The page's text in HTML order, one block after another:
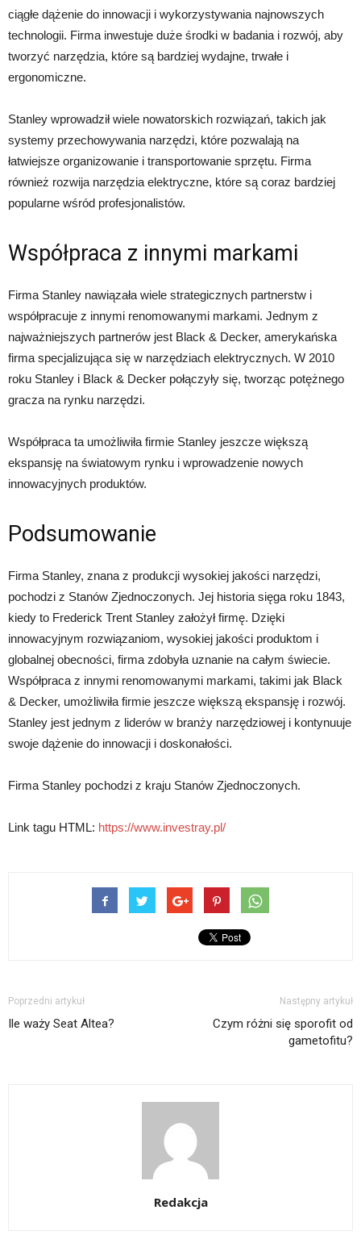
ciągłe dążenie do innowacji i wykorzystywania najnowszych
technologii. Firma inwestuje duże środki w badania i rozwój, aby
tworzyć narzędzia, które są bardziej wydajne, trwałe i
ergonomiczne.
Stanley wprowadził wiele nowatorskich rozwiązań, takich jak
systemy przechowywania narzędzi, które pozwalają na
łatwiejsze organizowanie i transportowanie sprzętu. Firma
również rozwija narzędzia elektryczne, które są coraz bardziej
popularne wśród profesjonalistów.
Współpraca z innymi markami
Firma Stanley nawiązała wiele strategicznych partnerstw i
współpracuje z innymi renomowanymi markami. Jednym z
najważniejszych partnerów jest Black & Decker, amerykańska
firma specjalizująca się w narzędziach elektrycznych. W 2010
roku Stanley i Black & Decker połączyły się, tworząc potężnego
gracza na rynku narzędzi.
Współpraca ta umożliwiła firmie Stanley jeszcze większą
ekspansję na światowym rynku i wprowadzenie nowych
innowacyjnych produktów.
Podsumowanie
Firma Stanley, znana z produkcji wysokiej jakości narzędzi,
pochodzi z Stanów Zjednoczonych. Jej historia sięga roku 1843,
kiedy to Frederick Trent Stanley założył firmę. Dzięki
innowacyjnym rozwiązaniom, wysokiej jakości produktom i
globalnej obecności, firma zdobyła uznanie na całym świecie.
Współpraca z innymi renomowanymi markami, takimi jak Black
& Decker, umożliwiła firmie jeszcze większą ekspansję i rozwój.
Stanley jest jednym z liderów w branży narzędziowej i kontynuuje
swoje dążenie do innowacji i doskonałości.
Firma Stanley pochodzi z kraju Stanów Zjednoczonych.
Link tagu HTML: https://www.investray.pl/
Poprzedni artykuł
Ile waży Seat Altea?
Następny artykuł
Czym różni się sporofit od
gametofitu?
Redakcja